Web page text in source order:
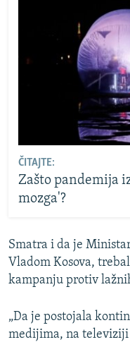
ČITAJTE:
Zašto pandemija
mozga'?
Smatra i da je
Vladom Kosova,
kampanju protiv
„Da je postojala
medijima, na